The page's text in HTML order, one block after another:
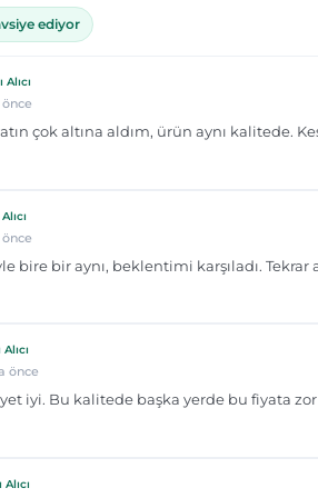
farklı alternatifler olmalı.